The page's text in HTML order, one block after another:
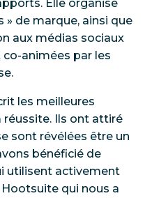
Elle organise
de marque, ainsi que
aux médias sociaux
animées par les
les meilleures
réussite. Ils ont attiré
sont révélées être un
bénéficié de
utilisent activement
qui nous a